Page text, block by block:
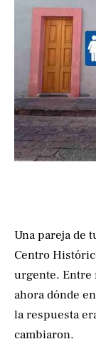
Una pareja de
Centro
urgente. Entre
ahora dónde
la respuesta
cambiaron.